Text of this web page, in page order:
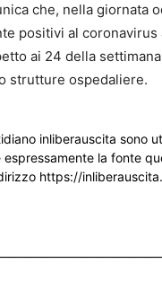
che, nella giornata
positivi al coronavirus
ai 24 della
strutture ospedaliere.
inliberauscita sono
la fonte
https://